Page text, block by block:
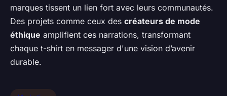
marques tissent un lien fort avec leurs communautés.
Des projets comme ceux des créateurs de mode
éthique amplifient ces narrations, transformant
chaque t-shirt en messager d'une vision d’avenir
durable.